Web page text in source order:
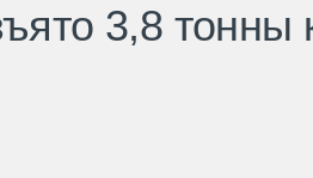
3,8 тонны